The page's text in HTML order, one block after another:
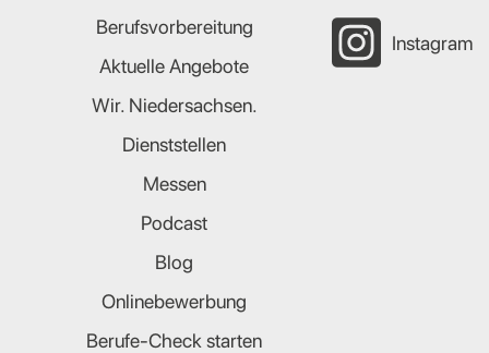
Berufsvorbereitung
Aktuelle Angebote
Wir. Niedersachsen.
Dienststellen
Messen
Podcast
Blog
Onlinebewerbung
Berufe-Check starten
Instagram